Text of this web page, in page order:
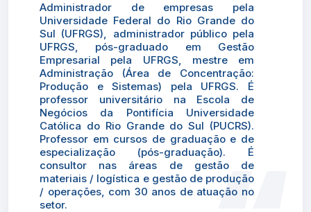
Administrador de empresas pela
Universidade Federal do Rio Grande do
Sul (UFRGS), administrador público pela
UFRGS, pós-graduado em Gestão
Empresarial pela UFRGS, mestre em
Administração (Área de Concentração:
Produção e Sistemas) pela UFRGS. É
professor universitário na Escola de
Negócios da Pontifícia Universidade
Católica do Rio Grande do Sul (PUCRS).
Professor em cursos de graduação e de
especialização (pós-graduação). É
consultor nas áreas de gestão de
materiais / logística e gestão de produção
/ operações, com 30 anos de atuação no
setor.